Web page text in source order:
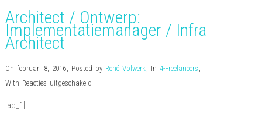
Architect / Ontwerp:
Implementatiemanager / Infra
Architect
On februari 8, 2016, Posted by René Volwerk, In 4-Freelancers ,
With Reacties uitgeschakeldvoor
[ad_1]